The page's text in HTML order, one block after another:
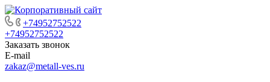
+74952752522
+74952752522
Заказать звонок
E-mail
zakaz@metall-ves.ru